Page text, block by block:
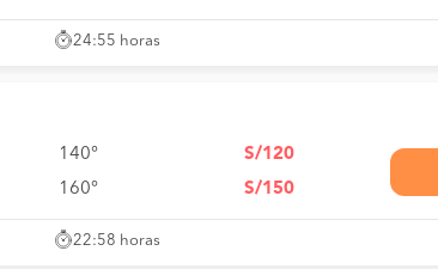
24:55 horas
140°
160°
S/120
S/150
22:58 horas